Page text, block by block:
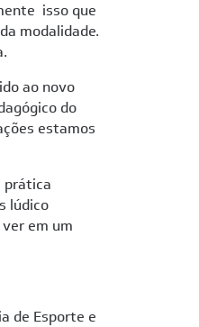
isso que
modalidade.
ao novo
do
estamos
prática
lúdico
em um
de Esporte e